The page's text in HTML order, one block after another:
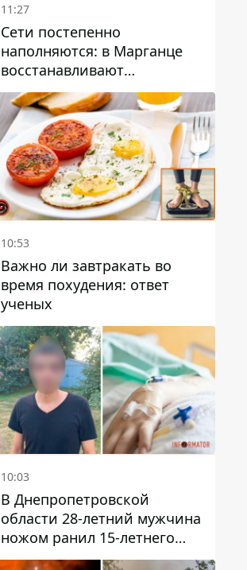
11:27
Сети постепенно
наполняются: в Марганце
восстанавливают
водоснабжение
10:53
Важно ли завтракать во
время похудения: ответ
ученых
10:03
В Днепропетровской
области 28-летний мужчина
ножом ранил 15-летнего
парня